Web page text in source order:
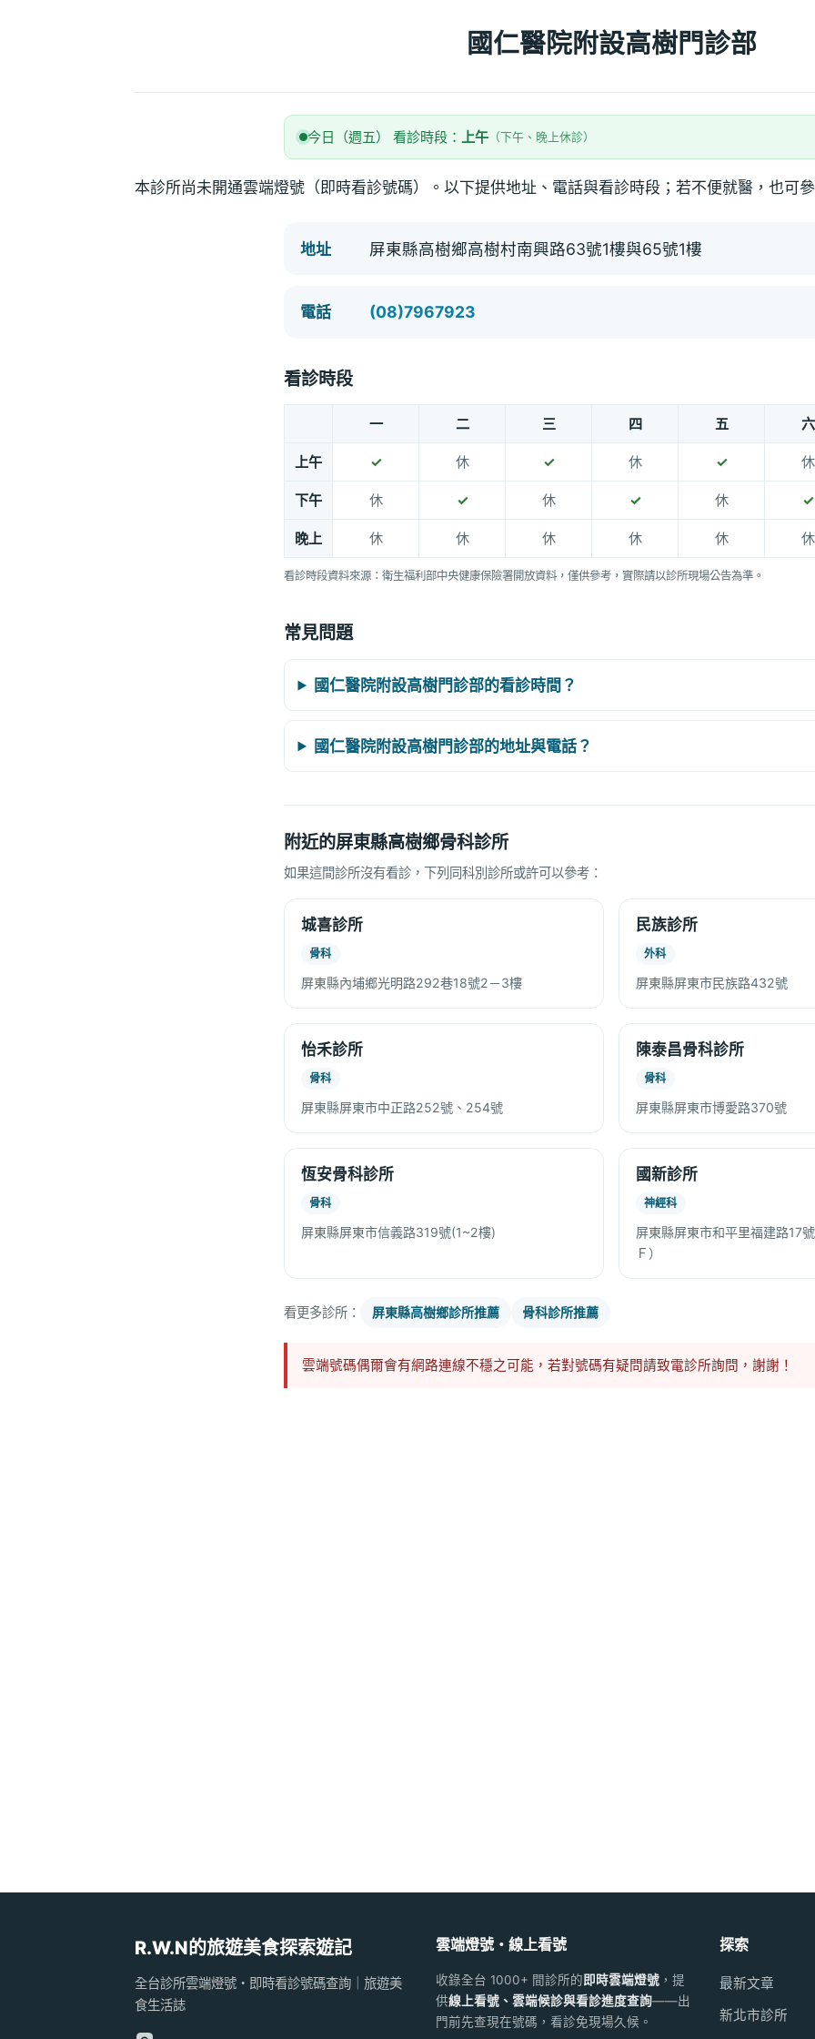
國仁醫院附設高樹門診部
今日（週五） 看診時段： 上午 （下午、晚上休診）
本診所尚未開通雲端燈號（即時看診號碼）。以下提供地址、電話與看診時段；若不便就醫，也可
地址 屏東縣高樹鄉高樹村南興路63號1樓與65號1樓
電話 (08)7967923
看診時段
一 二 三 四 五 六
上午 ✓ 休 ✓ 休 ✓ 休
下午 休 ✓ 休 ✓ 休 ✓
晚上 休 休 休 休 休 休
看診時段資料來源：衛生福利部中央健康保險署開放資料，僅供參考，實際請以診所現場公告為準。
常見問題
國仁醫院附設高樹門診部的看診時間？
國仁醫院附設高樹門診部的地址與電話？
附近的屏東縣高樹鄉骨科診所
如果這間診所沒有看診，下列同科別診所或許可以參考：
城喜診所
骨科
屏東縣內埔鄉光明路292巷18號2－3樓
民族診所
外科
屏東縣屏東市民族路432號
怡禾診所
骨科
屏東縣屏東市中正路252號、254號
陳泰昌骨科診所
骨科
屏東縣屏東市博愛路370號
恆安骨科診所
骨科
屏東縣屏東市信義路319號(1~2樓)
國新診所
神經科
屏東縣屏東市和平里福建路17
Ｆ）
看更多診所： 屏東縣高樹鄉診所推薦 骨科診所推薦
雲端號碼偶爾會有網路連線不穩之可能，若對號碼有疑問請致電診所詢問，謝謝！
R.W.N的旅遊美食探索遊記
全台診所雲端燈號・即時看診號碼查詢｜旅遊美
食生活誌
雲端燈號・線上看號
收錄全台 1000+ 間診所的 即時雲端燈號，提
供線上看號、雲端候診與看診進度查詢——出
門前先查現在號碼，看診免現場久候。
探索
最新文章
新北市診所